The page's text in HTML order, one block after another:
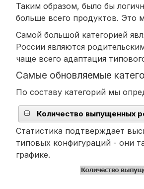
Таким образом, было бы
больше всего продуктов. Это
Самой большой категорией
России являются
чаще всего адаптация
Самые обновляемые
По составу категорий мы
Количество выпущенных
Статистика подтверждает
типовых конфигураций - они
графике.